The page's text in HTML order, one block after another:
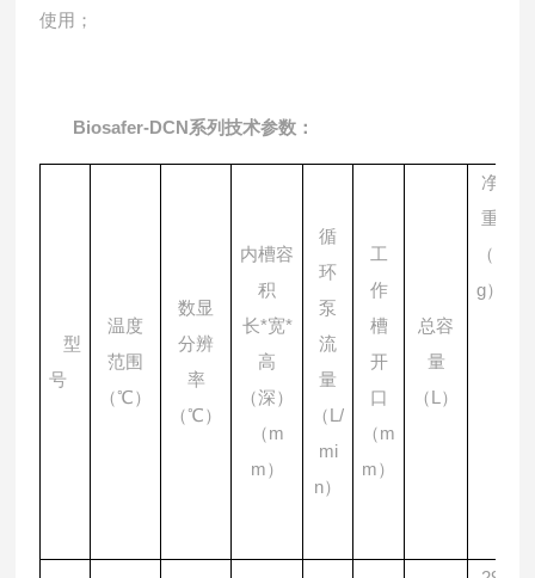
使用；
Biosafer-DCN系列技术参数：
型
号
温度
范围
（℃）
数显
分辨
率
（℃）
内槽容
积
长*宽*
高
（深）
（m
m）
循
环
泵
流
量
（L/
mi
n）
工
作
槽
开
口
（m
m）
总容
量
（L）
净
重
（k
g）